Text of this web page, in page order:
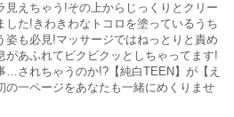
見えちゃう!その上からじっくりとクリー
した!きわきわなトコロを塗っているうち
姿も必見!マッサージではねっとりと責め
があふれてビクビクッとしちゃってます!
…されちゃうのか!?【純白TEEN】が【え
の一ページをあなたも一緒にめくりませ